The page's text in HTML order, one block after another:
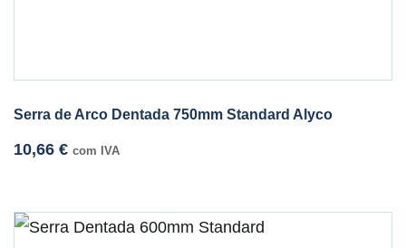
Serra de Arco Dentada 750mm Standard Alyco
10,66 € com IVA